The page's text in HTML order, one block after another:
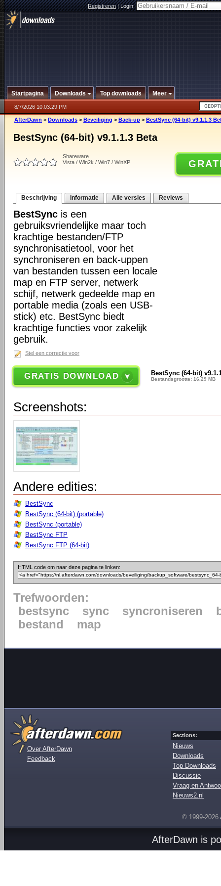
Registreren|Login:
Startpagina Downloads Top downloads Meer
8/7/2026 10:03:29 PM
AfterDawn > Downloads > Beveiliging > Back-up > BestSync (64-bit) v9.1.1.3
BestSync (64-bit) v9.1.1.3 Beta
Shareware
Vista / Win2k / Win7 / WinXP
Beschrijving Informatie Alle versies Reviews
BestSync is een
gebruiksvriendelijke maar toch
krachtige bestanden/FTP
synchronisatietool, voor het
synchroniseren en back-uppen
van bestanden tussen een locale
map en FTP server, netwerk
schijf, netwerk gedeelde map en
portable media (zoals een USB-
stick) etc. BestSync biedt
krachtige functies voor zakelijk
gebruik.
Stel een correctie voor
GRATIS DOWNLOAD BestSync (64-bit)
Bestandsgrootte: 16.29 MB
Screenshots:
Andere edities:
BestSync
BestSync (64-bit) (portable)
BestSync (portable)
BestSync FTP
BestSync FTP (64-bit)
HTML code om naar deze pagina te linken:
Trefwoorden:
bestsync
sync syncroniseren
bestand
map
Over AfterDawn
Feedback
Sections:
Nieuws
Downloads
Top Downloads
Discussie
Vraag en
Nieuws2.nl
© 1999-2026
AfterDawn is